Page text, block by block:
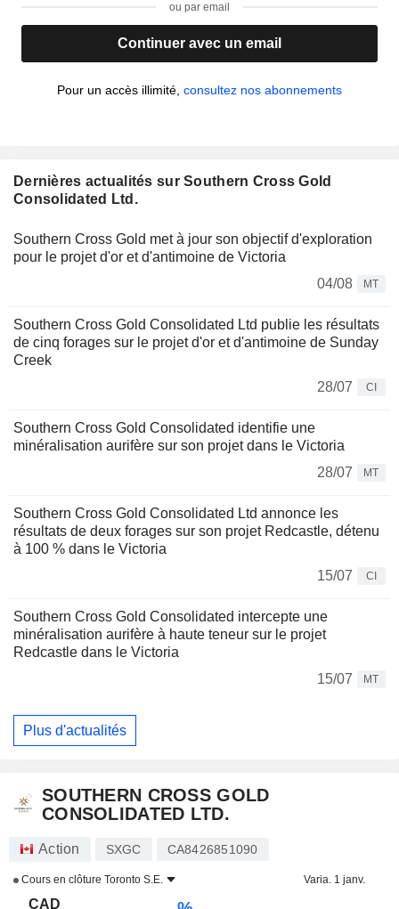
ou par email
Continuer avec un email
Pour un accès illimité, consultez nos abonnements
Dernières actualités sur Southern Cross Gold
Consolidated Ltd.
Southern Cross Gold met à jour son objectif d'exploration
pour le projet d'or et d'antimoine de Victoria
04/08
MT
Southern Cross Gold Consolidated Ltd publie les résultats
de cinq forages sur le projet d'or et d'antimoine de Sunday
Creek
28/07
CI
Southern Cross Gold Consolidated identifie une
minéralisation aurifère sur son projet dans le Victoria
28/07
MT
Southern Cross Gold Consolidated Ltd annonce les
résultats de deux forages sur son projet Redcastle, détenu
à 100 % dans le Victoria
15/07
CI
Southern Cross Gold Consolidated intercepte une
minéralisation aurifère à haute teneur sur le projet
Redcastle dans le Victoria
15/07
MT
Plus d'actualités
SOUTHERN CROSS GOLD
CONSOLIDATED LTD.
Action SXGC CA8426851090
Cours en clôture Toronto S.E. Varia. 1 janv.
CAD